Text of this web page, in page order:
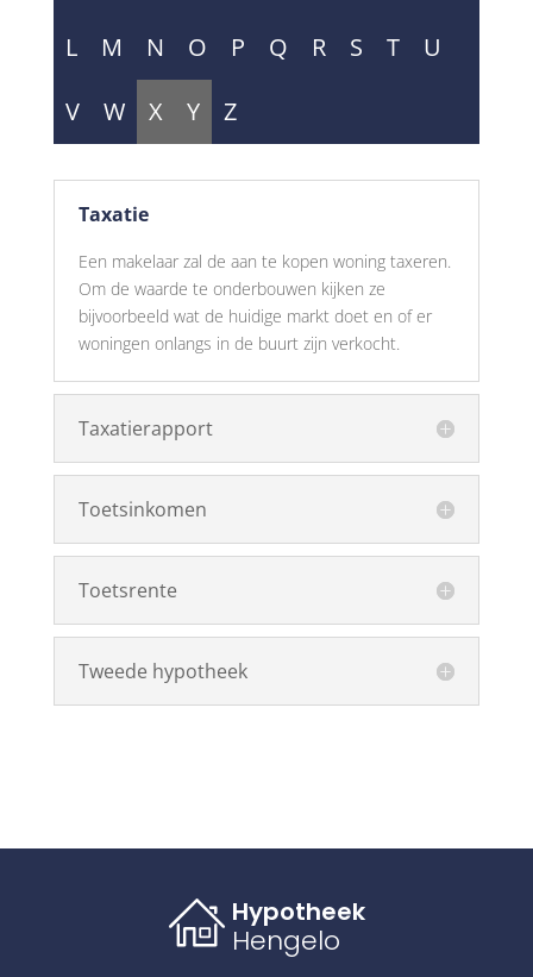
L
M N O P Q R S T
U
V
W X Y Z
Taxatie
Een makelaar zal de aan te kopen woning taxeren.
Om de waarde te onderbouwen kijken ze
bijvoorbeeld wat de huidige markt doet en of er
woningen onlangs in de buurt zijn verkocht.
Taxatierapport
Toetsinkomen
Toetsrente
Tweede hypotheek
Hypotheek
Hengelo